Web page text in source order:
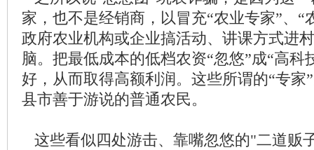
家，也不是经销商，以冒充“农业专家”、“
政府农业机构或企业搞活动、讲课方式进
脑。把最低成本的低档农资“忽悠”成“高科
好，从而取得高额利润。这些所谓的“专家
县市善于游说的普通农民。
这些看似四处游击、靠嘴忽悠的"二道贩